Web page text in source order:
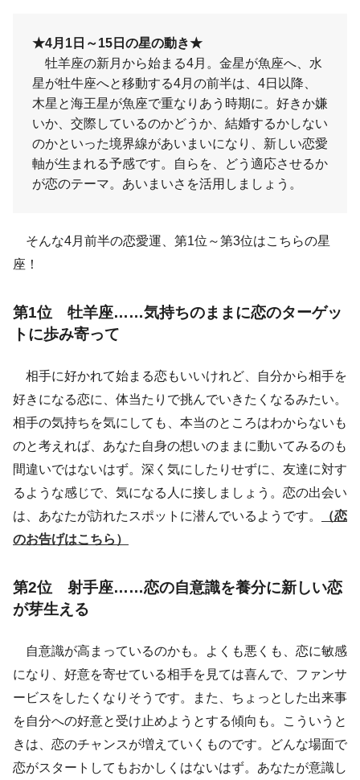
★4月1日～15日の星の動き★
牡羊座の新月から始まる4月。金星が魚座へ、水
星が牡牛座へと移動する4月の前半は、4日以降、
木星と海王星が魚座で重なりあう時期に。好きか嫌
いか、交際しているのかどうか、結婚するかしない
のかといった境界線があいまいになり、新しい恋愛
軸が生まれる予感です。自らを、どう適応させるか
が恋のテーマ。あいまいさを活用しましょう。
そんな4月前半の恋愛運、第1位～第3位はこちらの星
座！
第1位 牡羊座……気持ちのままに恋のターゲッ
トに歩み寄って
相手に好かれて始まる恋もいいけれど、自分から相手を
好きになる恋に、体当たりで挑んでいきたくなるみたい。
相手の気持ちを気にしても、本当のところはわからないも
のと考えれば、あなた自身の想いのままに動いてみるのも
間違いではないはず。深く気にしたりせずに、友達に対す
るような感じで、気になる人に接しましょう。恋の出会い
は、あなたが訪れたスポットに潜んでいるようです。
（恋
のお告げはこちら）
第2位 射手座……恋の自意識を養分に新しい恋
が芽生える
自意識が高まっているのかも。よくも悪くも、恋に敏感
になり、好意を寄せている相手を見ては喜んで、ファンサ
ービスをしたくなりそうです。また、ちょっとした出来事
を自分への好意と受け止めようとする傾向も。こういうと
きは、恋のチャンスが増えていくものです。どんな場面で
恋がスタートしてもおかしくはないはず。あなたが意識し